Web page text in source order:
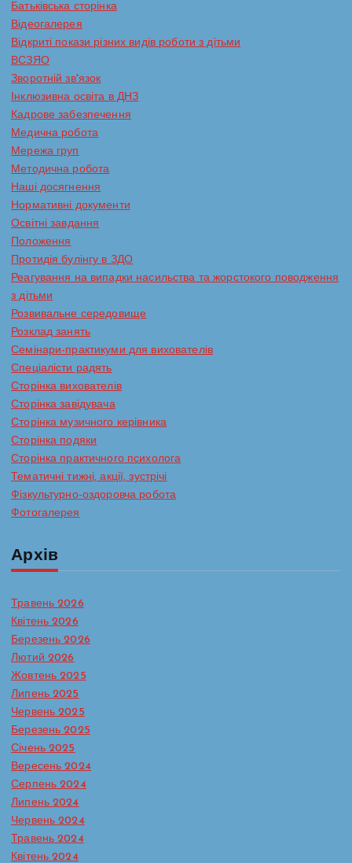
Батьківська сторінка
Відеогалерея
Відкриті покази різних видів роботи з дітьми
ВСЗЯО
Зворотній зв'язок
Інклюзивна освіта в ДНЗ
Кадрове забезпечення
Медична робота
Мережа груп
Методична робота
Наші досягнення
Нормативні документи
Освітні завдання
Положення
Протидія булінгу в ЗДО
Реагування на випадки насильства та жорстокого поводження
з дітьми
Розвивальне середовище
Розклад занять
Семінари-практикуми для вихователів
Спеціалісти радять
Сторінка вихователів
Сторінка завідувача
Сторінка музичного керівника
Сторінка подяки
Сторінка практичного психолога
Тематичні тижні, акції, зустрічі
Фізкультурно-оздоровча робота
Фотогалерея
Архів
Травень 2026
Квітень 2026
Березень 2026
Лютий 2026
Жовтень 2025
Липень 2025
Червень 2025
Березень 2025
Січень 2025
Вересень 2024
Серпень 2024
Липень 2024
Червень 2024
Травень 2024
Квітень 2024